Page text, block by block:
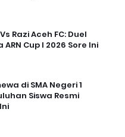
Razi Aceh FC: Duel
Cup I 2026 Sore Ini
di SMA Negeri 1
Siswa Resmi